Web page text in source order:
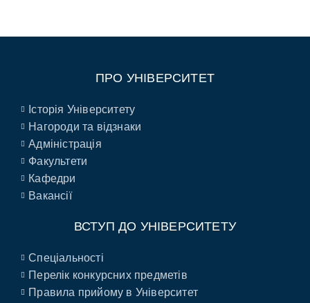
ПРО УНІВЕРСИТЕТ
Історія Університету
Нагороди та відзнаки
Адміністрація
Факультети
Кафедри
Вакансії
ВСТУП ДО УНІВЕРСИТЕТУ
Спеціальності
Перелік конкурсних предметів
Правила прийому в Університет